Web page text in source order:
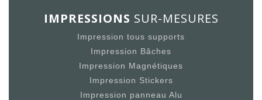
IMPRESSIONS SUR-MESURES
Impression tous supports
Impression Bâches
Impression Magnétiques
Impression Stickers
Impression panneau Alu